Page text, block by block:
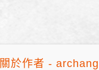
關於作者 -